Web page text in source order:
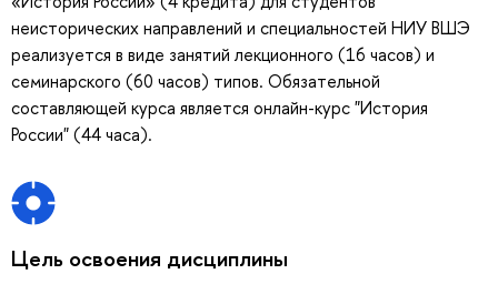
неисторических направлений и специальностей НИУ ВШЭ
реализуется в виде занятий лекционного (16 часов) и
семинарского (60 часов) типов. Обязательной
составляющей курса является онлайн-курс "История
России" (44 часа).
Цель освоения дисциплины